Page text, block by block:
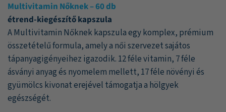
Multivitamin Nőknek – 60 db
étrend-kiegészítő kapszula
A Multivitamin Nőknek kapszula egy komplex, prémium
összetételű formula, amely a női szervezet sajátos
tápanyagigényeihez igazodik. 12 féle vitamin, 7 féle
ásványi anyag és nyomelem mellett, 17 féle növényi és
gyümölcs kivonat erejével támogatja a hölgyek
egészségét.